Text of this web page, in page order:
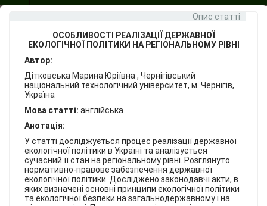
ВИМОГИ
ПУБЛІКАЦІЙ
ПОСИЛАННЯ
КОНТАКТИ
Опис статті
ОСОБЛИВОСТІ РЕАЛІЗАЦІЇ ДЕРЖАВНОЇ
ЕКОЛОГІЧНОЇ ПОЛІТИКИ НА РЕГІОНАЛЬНОМУ РІВНІ
Автор:
Дітковська Марина Юріївна , Чернігівський
національний технологічний університет, м. Чернігів,
Україна
Мова статті: англійська
Анотація:
У статті досліджується процес реалізації державної
екологічної політики в Україні та аналізується
сучасний її стан на регіональному рівні. Розглянуто
нормативно-правове забезпечення державної
екологічної політики. Досліджено законодавчі акти, в
яких визначені основні принципи екологічної політики
та екологічної безпеки на загальнодержавному і на